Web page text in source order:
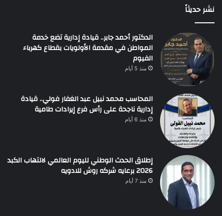
نشر حديثاً
الدكتور أحمد جابر.. قيادة إدارية تضع خدمة
المواطن في مقدمة الأولويات بقطاع كهرباء
الفيوم
منذ 5 أيام
المحاسب محمد نبيل عبد الغفار فولي.. قيادة
إدارية ناجحة على رأس فرع إيرادات طامية
منذ 6 أيام
إطلاق الحدث الوطني لليوم العالمي لالتهاب الكبد
2026 برعايه شركه روش للادويه
منذ 7 أيام